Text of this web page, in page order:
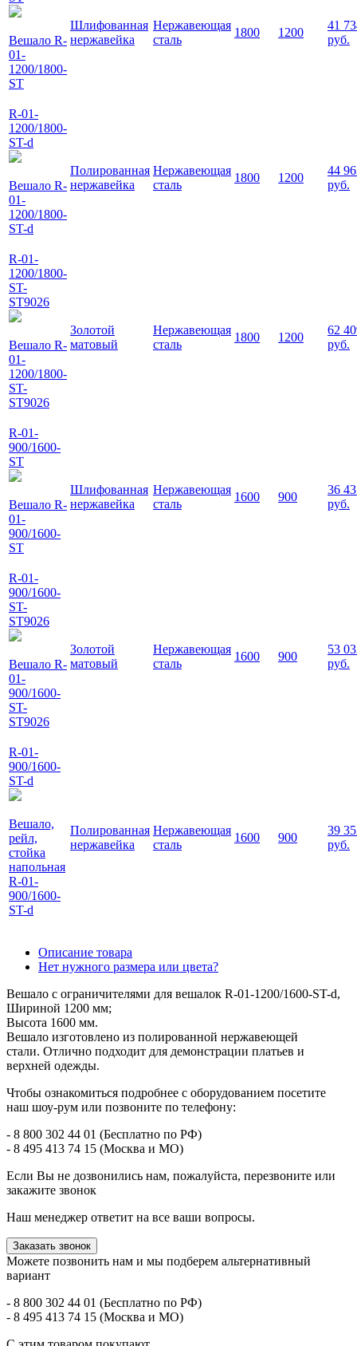
Вешало R-
01-
1200/1800-
ST
Шлифованная
нержавейка
Нержавеющая
сталь
1800 1200
41
руб.
R-01-
1200/1800-
ST-d
Вешало R-
01-
1200/1800-
ST-d
Полированная
нержавейка
Нержавеющая
сталь
1800 1200
44
руб.
R-01-
1200/1800-
ST-
ST9026
Вешало R-
01-
1200/1800-
ST-
ST9026
Золотой
матовый
Нержавеющая
сталь
1800 1200
62
руб.
R-01-
900/1600-
ST
Вешало R-
01-
900/1600-
ST
Шлифованная
нержавейка
Нержавеющая
сталь
1600 900
36
руб.
R-01-
900/1600-
ST-
ST9026
Вешало R-
01-
900/1600-
ST-
ST9026
Золотой
матовый
Нержавеющая
сталь
1600 900
53
руб.
R-01-
900/1600-
ST-d
Вешало,
рейл,
стойка
напольная
R-01-
900/1600-
ST-d
Полированная
нержавейка
Нержавеющая
сталь
1600 900
39
руб.
Описание товара
Нет нужного размера или цвета?
Вешало с ограничителями для вешалок R-01-1200/1600-ST-d,
Шириной 1200 мм;
Высота 1600 мм.
Вешало изготовлено из полированной нержавеющей
стали. Отлично подходит для демонстрации платьев и
верхней одежды.
Чтобы ознакомиться подробнее с оборудованием посетите
наш шоу-рум или позвоните по телефону:
- 8 800 302 44 01 (Бесплатно по РФ)
- 8 495 413 74 15 (Москва и МО)
Если Вы не дозвонились нам, пожалуйста, перезвоните или
закажите звонок
Наш менеджер ответит на все ваши вопросы.
Заказать звонок
Можете позвонить нам и мы подберем альтернативный
вариант
- 8 800 302 44 01 (Бесплатно по РФ)
- 8 495 413 74 15 (Москва и МО)